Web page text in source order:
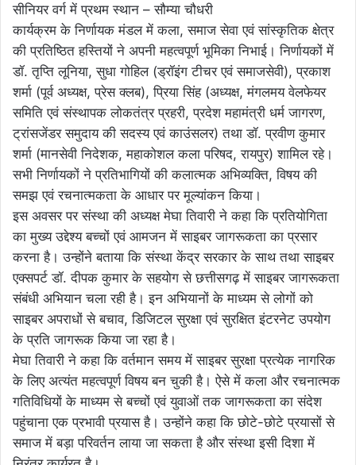
सीनियर वर्ग में प्रथम स्थान – सौम्या चौधरी
कार्यक्रम के निर्णायक मंडल में कला, समाज सेवा एवं सांस्कृतिक क्षेत्र
की प्रतिष्ठित हस्तियों ने अपनी महत्वपूर्ण भूमिका निभाई। निर्णायकों में
डॉ. तृप्ति लूनिया, सुधा गोहिल (ड्रॉइंग टीचर एवं समाजसेवी), प्रकाश
शर्मा (पूर्व अध्यक्ष, प्रेस क्लब), प्रिया सिंह (अध्यक्ष, मंगलमय वेलफेयर
समिति एवं संस्थापक लोकतंत्र प्रहरी, प्रदेश महामंत्री धर्म जागरण,
ट्रांसजेंडर समुदाय की सदस्य एवं काउंसलर) तथा डॉ. प्रवीण कुमार
शर्मा (मानसेवी निदेशक, महाकोशल कला परिषद, रायपुर) शामिल रहे।
सभी निर्णायकों ने प्रतिभागियों की कलात्मक अभिव्यक्ति, विषय की
समझ एवं रचनात्मकता के आधार पर मूल्यांकन किया।
इस अवसर पर संस्था की अध्यक्ष मेघा तिवारी ने कहा कि प्रतियोगिता
का मुख्य उद्देश्य बच्चों एवं आमजन में साइबर जागरूकता का प्रसार
करना है। उन्होंने बताया कि संस्था केंद्र सरकार के साथ तथा साइबर
एक्सपर्ट डॉ. दीपक कुमार के सहयोग से छत्तीसगढ़ में साइबर जागरूकता
संबंधी अभियान चला रही है। इन अभियानों के माध्यम से लोगों को
साइबर अपराधों से बचाव, डिजिटल सुरक्षा एवं सुरक्षित इंटरनेट उपयोग
के प्रति जागरूक किया जा रहा है।
मेघा तिवारी ने कहा कि वर्तमान समय में साइबर सुरक्षा प्रत्येक नागरिक
के लिए अत्यंत महत्वपूर्ण विषय बन चुकी है। ऐसे में कला और रचनात्मक
गतिविधियों के माध्यम से बच्चों एवं युवाओं तक जागरूकता का संदेश
पहुंचाना एक प्रभावी प्रयास है। उन्होंने कहा कि छोटे-छोटे प्रयासों से
समाज में बड़ा परिवर्तन लाया जा सकता है और संस्था इसी दिशा में